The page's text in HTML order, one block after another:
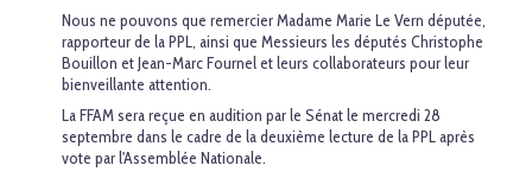
Nous ne pouvons que remercier Madame Marie Le Vern députée,
rapporteur de la PPL, ainsi que Messieurs les députés Christophe
Bouillon et Jean-Marc Fournel et leurs collaborateurs pour leur
bienveillante attention.
La FFAM sera reçue en audition par le Sénat le mercredi 28
septembre dans le cadre de la deuxième lecture de la PPL après
vote par l'Assemblée Nationale.